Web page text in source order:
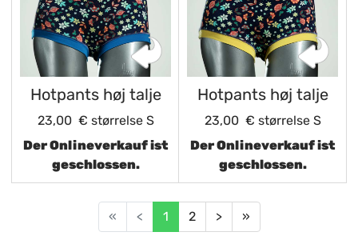
Hotpants høj talje
23,00 € størrelse S
Der Onlineverkauf ist
geschlossen.
Hotpants høj talje
23,00 € størrelse S
Der Onlineverkauf ist
geschlossen.
« < 1 2 > »